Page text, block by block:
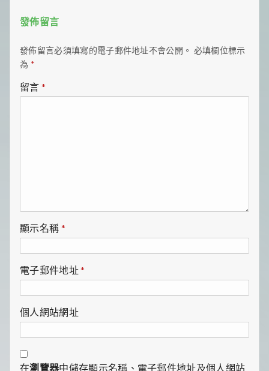
覽
發佈留言
發佈留言必須填寫的電子郵件地址不會公開。 必填欄位標示
為 *
留言 *
顯示名稱 *
電子郵件地址*
個人網站網址
在瀏覽器中儲存顯示名稱、電子郵件地址及個人網站